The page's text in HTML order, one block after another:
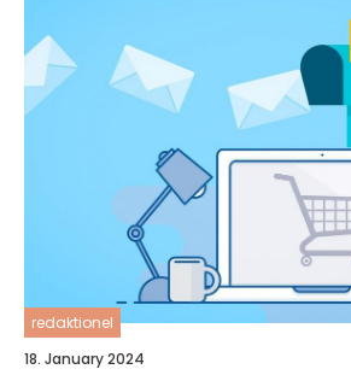
redaktionel
18. January 2024